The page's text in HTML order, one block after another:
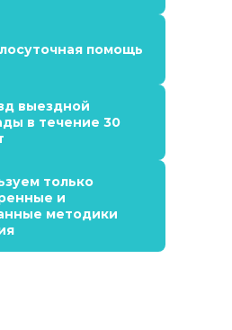
помощь
выездной
в течение 30
только
и
методики